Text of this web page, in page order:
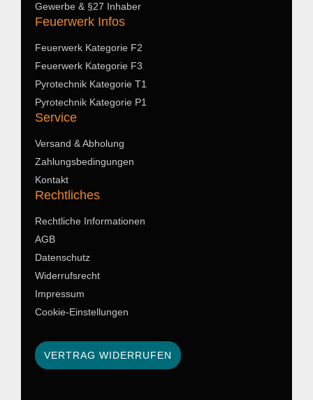
Gewerbe & §27 Inhaber
Feuerwerk Infos
Feuerwerk Kategorie F2
Feuerwerk Kategorie F3
Pyrotechnik Kategorie T1
Pyrotechnik Kategorie P1
Service
Versand & Abholung
Zahlungsbedingungen
Kontakt
Rechtliches
Rechtliche Informationen
AGB
Datenschutz
Widerrufsrecht
Impressum
Cookie-Einstellungen
VERTRAG WIDERRUFEN